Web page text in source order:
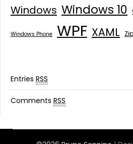
Windows Windows 10
Windows Phone WPF XAML Zip
Entries RSS
Comments RSS